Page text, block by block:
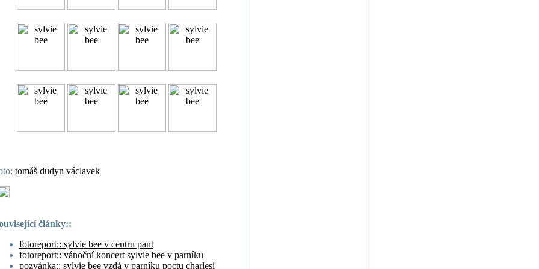
tomáš dudyn václavek
články::
fotoreport:: sylvie bee v centru pant
fotoreport:: vánoční koncert sylvie bee v parníku
pozvánka:: sylvie bee vzdá v parníku poctu charlesi